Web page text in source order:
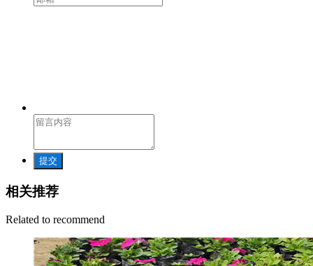
提交
相关推荐
Related to recommend